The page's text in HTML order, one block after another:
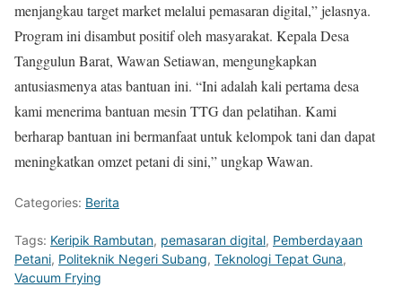
menjangkau target market melalui pemasaran digital,” jelasnya.
Program ini disambut positif oleh masyarakat. Kepala Desa
Tanggulun Barat, Wawan Setiawan, mengungkapkan
antusiasmenya atas bantuan ini. “Ini adalah kali pertama desa
kami menerima bantuan mesin TTG dan pelatihan. Kami
berharap bantuan ini bermanfaat untuk kelompok tani dan dapat
meningkatkan omzet petani di sini,” ungkap Wawan.
Categories: Berita
Tags: Keripik Rambutan, pemasaran digital, Pemberdayaan
Petani, Politeknik Negeri Subang, Teknologi Tepat Guna,
Vacuum Frying